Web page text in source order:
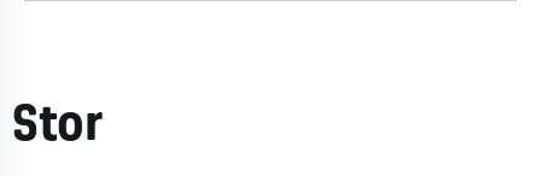
Stor